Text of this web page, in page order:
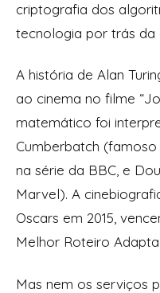
criptografia dos
tecnologia por trás da
A história de Alan
ao cinema no filme
matemático foi
Cumberbatch
na série da BBC, e
Marvel). A
Oscars em 2015,
Melhor Roteiro
Mas nem os serviços